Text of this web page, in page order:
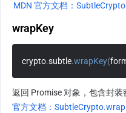
MDN 官方文档：
wrapKey
crypto.subtle.wrapKey(
返回 Promise 对象，包含封
官方文档：